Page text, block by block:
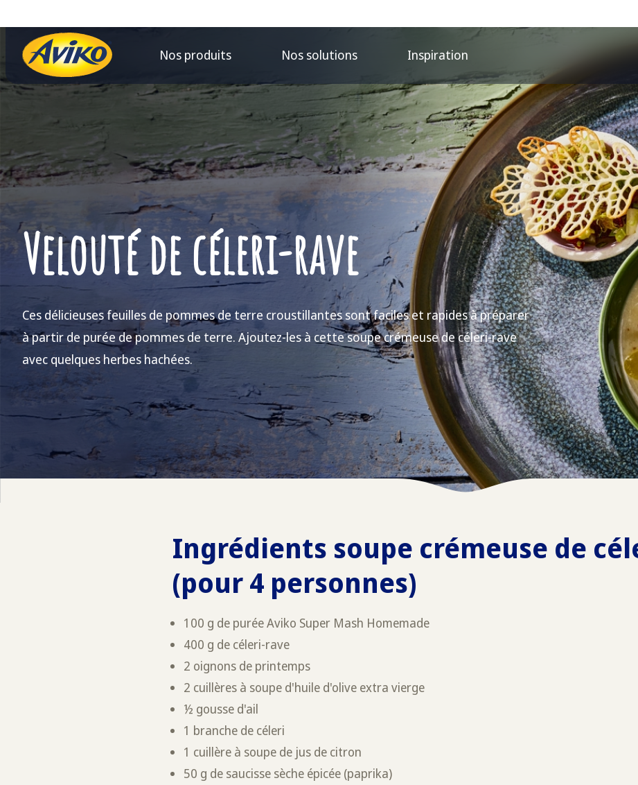
Nos produits Nos solutions Inspiration
Velouté de céleri-rave
Ces délicieuses feuilles de pommes de terre croustillantes sont faciles et rapides à préparer
à partir de purée de pommes de terre. Ajoutez-les à cette soupe crémeuse de céleri-rave
avec quelques herbes hachées.
Ingrédients soupe crémeuse de
(pour 4 personnes)
100 g de purée Aviko Super Mash Homemade
400 g de céleri-rave
2 oignons de printemps
2 cuillères à soupe d'huile d'olive extra vierge
½ gousse d'ail
1 branche de céleri
1 cuillère à soupe de jus de citron
50 g de saucisse sèche épicée (paprika)